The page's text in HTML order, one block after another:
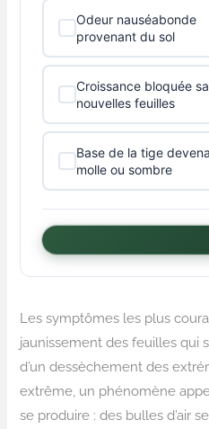
Odeur nauséabonde
provenant du sol
Croissance bloquée
nouvelles feuilles
Base de la tige
molle ou sombre
Les symptômes les plus
jaunissement des feuilles qui
d’un dessèchement des
extrême, un phénomène
se produire : des bulles d’air